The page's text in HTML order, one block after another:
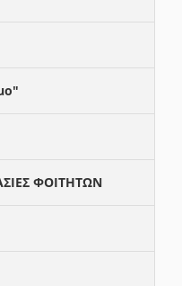
ΦΟΙΤΗΤΩΝ